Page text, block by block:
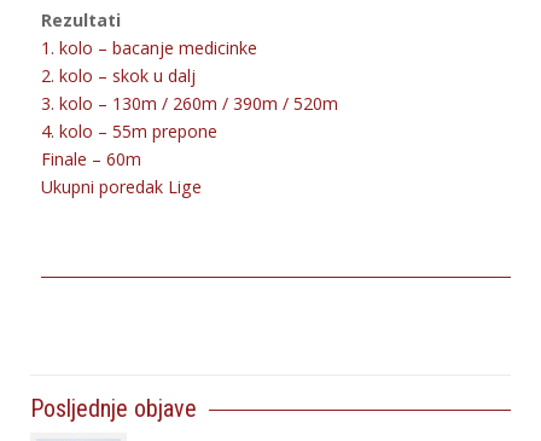
Rezultati
1. kolo – bacanje medicinke
2. kolo – skok u dalj
3. kolo – 130m / 260m / 390m / 520m
4. kolo – 55m prepone
Finale – 60m
Ukupni poredak Lige
Posljednje objave